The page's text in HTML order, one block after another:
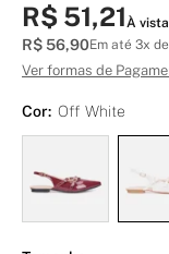
R$ 51,21À
R$ 56,90Em até 3x de
Ver formas de
Cor: Off White